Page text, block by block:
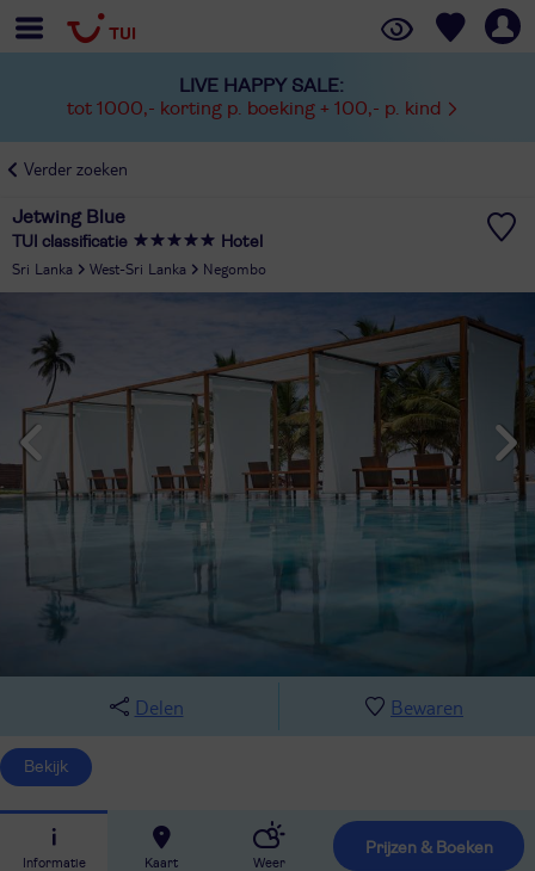
LIVE HAPPY SALE:
tot 1000,- korting p. boeking + 100,- p. kind
Verder zoeken
Jetwing Blue
TUI classificatie Hotel
Sri Lanka West-Sri Lanka Negombo
Delen Bewaren
Bekijk
Informatie Kaart Weer
Prijzen & Boeken